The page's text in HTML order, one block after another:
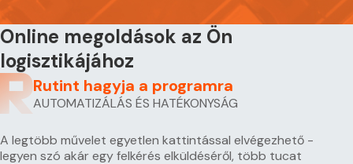
Online megoldások az Ön
logisztikájához
Rutint hagyja a programra
AUTOMATIZÁLÁS ÉS HATÉKONYSÁG
A legtöbb művelet egyetlen kattintással elvégezhető -
legyen szó akár egy felkérés elküldéséről, több tucat